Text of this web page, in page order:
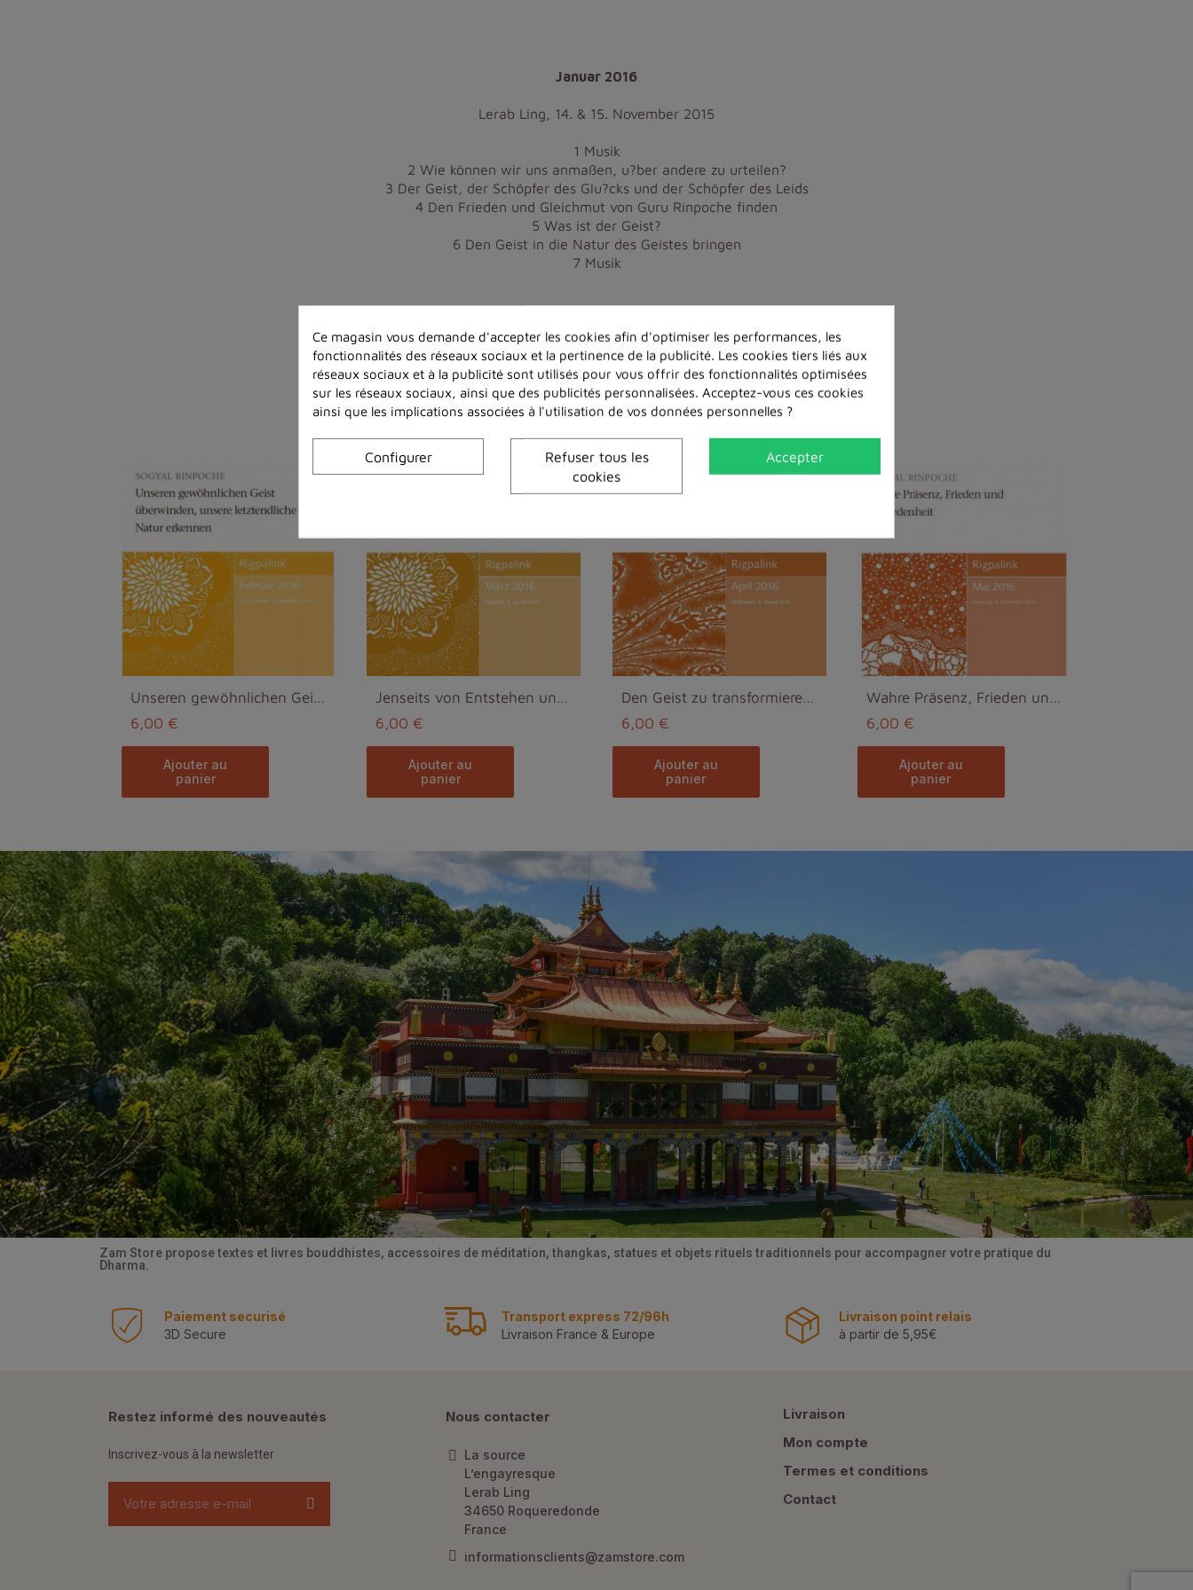
Januar 2016
Lerab Ling, 14. & 15. November 2015
1 Musik
2 Wie können wir uns anmaßen, u?ber andere zu urteilen?
3 Der Geist, der Schöpfer des Glu?cks und der Schöpfer des Leids
4 Den Frieden und Gleichmut von Guru Rinpoche finden
5 Was ist der Geist?
6 Den Geist in die Natur des Geistes bringen
7 Musik
Dans la même catégorie
Unseren gewöhnlichen Geist uberwinden, unsere letz...
6,00 €
ajouter au
panier
Jenseits von Entstehen und Vergehen, jenseits von ...
6,00 €
ajouter au
panier
Den Geist zu transformieren – das ist der Weg zum ...
6,00 €
ajouter au
panier
Wahre Präsenz, Frieden und Zufriedenheit MP3
6,00 €
ajouter au
panier
Zam Store propose textes et livres bouddhistes, accessoires de méditation, thangkas, statues et objets rituels traditionnels pour accompagner votre pratique du
Dharma.
Paiement securisé
3D Secure
Transport express 72/96h
Livraison France & Europe
Livraison point relais
à partir de 5,95€
Restez informé des nouveautés
Inscrivez-vous à la newsletter
Nous contacter
La source
L’engayresque
Lerab Ling
34650 Roqueredonde
France
informationsclients@zamstore.com
Livraison
Mon compte
Termes et conditions
Contact
Ce magasin vous demande d'accepter les cookies afin d'optimiser les performances, les
fonctionnalités des réseaux sociaux et la pertinence de la publicité. Les cookies tiers liés aux
réseaux sociaux et à la publicité sont utilisés pour vous offrir des fonctionnalités optimisées
sur les réseaux sociaux, ainsi que des publicités personnalisées. Acceptez-vous ces cookies
ainsi que les implications associées à l'utilisation de vos données personnelles ?
Accepter
Refuser tous les
cookies
Configurer